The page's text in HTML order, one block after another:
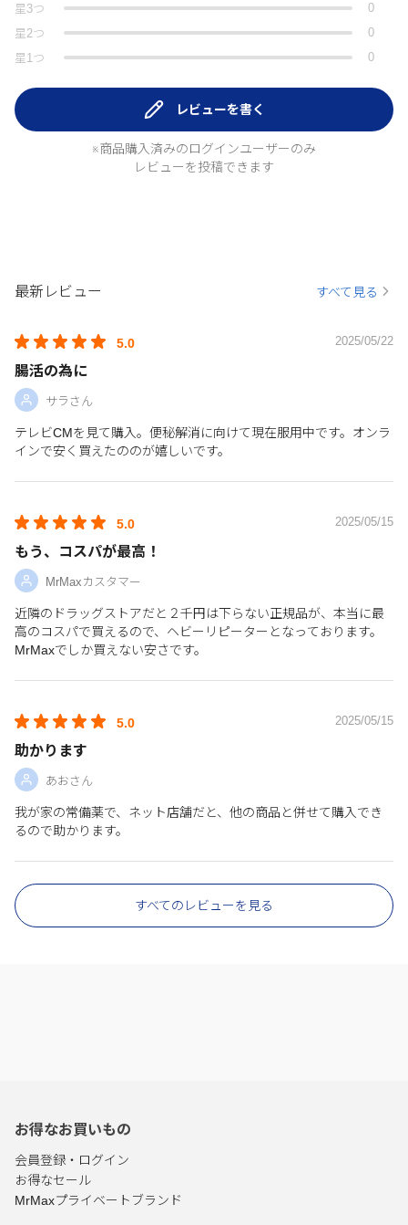
星 3つ
0
星 2つ
0
星 1つ 0
レビューを書く
※商品購入済みのログインユーザーのみ
レビューを投稿できます
最新レビュー すべて見る
5.0 2025/05/22
腸活の為に
サラさん
テレビCMを見て購入。便秘解消に向けて現在服用中です。オンラ
インで安く買えたののが嬉しいです。
5.0 2025/05/15
もう、コスパが最高！
MrMaxカスタマー
近隣のドラッグストアだと２千円は下らない正規品が、本当に最
高のコスパで買えるので、ヘビーリピーターとなっております。
MrMaxでしか買えない安さです。
5.0 2025/05/15
助かります
あおさん
我が家の常備薬で、ネット店舗だと、他の商品と併せて購入でき
るので助かります。
すべてのレビューを見る
お得なお買いもの
会員登録・ログイン
お得なセール
MrMaxプライベートブランド